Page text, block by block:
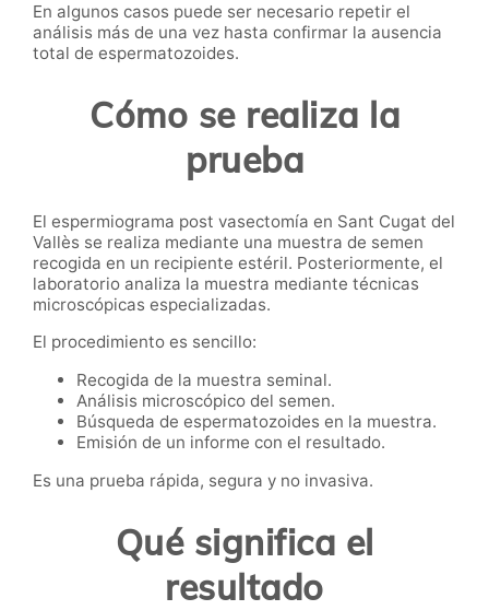
En algunos casos puede ser necesario repetir el
análisis más de una vez hasta confirmar la ausencia
total de espermatozoides.
Cómo se realiza la
prueba
El espermiograma post vasectomía en Sant Cugat del
Vallès se realiza mediante una muestra de semen
recogida en un recipiente estéril. Posteriormente, el
laboratorio analiza la muestra mediante técnicas
microscópicas especializadas.
El procedimiento es sencillo:
Recogida de la muestra seminal.
Análisis microscópico del semen.
Búsqueda de espermatozoides en la muestra.
Emisión de un informe con el resultado.
Es una prueba rápida, segura y no invasiva.
Qué significa el
resultado